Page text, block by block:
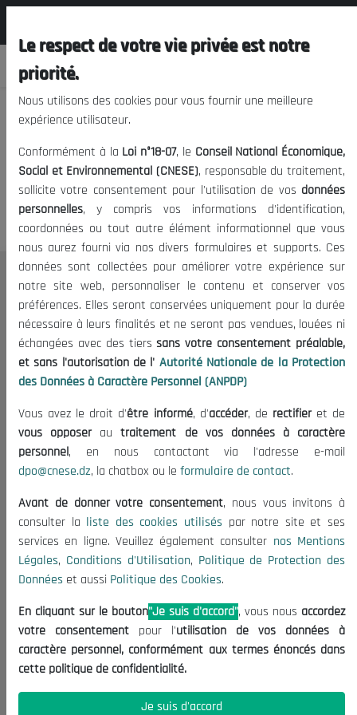
Nous vous prions de nous
excuser, mais l'accès à ce
contenu est restreint.
Le CNESE
A Propos
Le président
Organisation
Publications
Informations utiles
Appels d'offres et Consultations
Mentions Légales
Conditions d'Utilisation
Politique de Protection des Données
Politique des Cookies
Nous Contacter
(+213) 021 98 01 00|01|02
contact@cnese.dz
Suggestions ou Initiatives ?
Newsletter
dernières nouvelles.
Le respect de votre vie privée est notre
priorité.
Nous utilisons des cookies pour vous fournir une meilleure
expérience utilisateur.
Conformément à la Loi n°18-07, le Conseil National Économique,
Social et Environnemental (CNESE), responsable du traitement,
sollicite votre consentement pour l'utilisation de vos données
personnelles, y compris vos informations d'identification,
coordonnées ou tout autre élément informationnel que vous
nous aurez fourni via nos divers formulaires et supports. Ces
données sont collectées pour améliorer votre expérience sur
notre site web, personnaliser le contenu et conserver vos
préférences. Elles seront conservées uniquement pour la durée
nécessaire à leurs finalités et ne seront pas vendues, louées ni
échangées avec des tierssans votre consentement préalable,
et sans l'autorisation de l' Autorité Nationale de la Protection
des Données à Caractère Personnel (ANPDP)
Vous avez le droit d'être informé, d'accéder, de rectifieret de
vous opposerautraitement de vos données à caractère
personnel, en nous contactant via l'adresse e-mail
dpo@cnese.dz, la chatbox ou le formulaire de contact.
Avant de donner votre consentement, nous vous invitons à
consulter la liste des cookies utilisés par notre site et ses
services en ligne. Veuillez également consulter nos Mentions
Légales, Conditions d'Utilisation, Politique de Protection des
Données et aussi Politique des Cookies.
En cliquant sur le bouton"Je suis d'accord", vous nous accordez
votre consentement pour l'utilisation de vos données à
caractère personnel, conformément aux termes énoncés dans
cette politique de confidentialité.
Je suis d'accord